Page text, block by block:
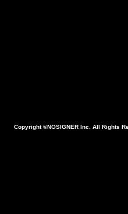
Copyright ©NOSIGNER Inc. All Rights